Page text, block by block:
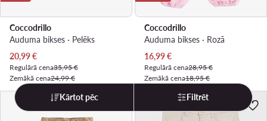
Coccodrillo
Auduma bikses · Pelēks
Pašreizējā cena
20,99€
Regulārā cena35,95 €
Zemākā cena24,99 €
Coccodrillo
Auduma bikses · Rozā
Pašreizējā cena
16,99€
Regulārā cena28,95 €
Zemākā cena18,95 €
Kārtot pēc Filtrēt